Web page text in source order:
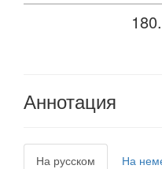
Аннотация
На русском На